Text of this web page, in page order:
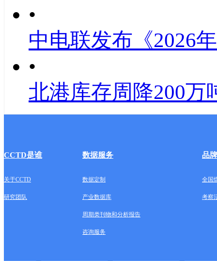
•
中电联发布《2026
•
北港库存周降200万
CCTD是谁 数据服务 品
关于CCTD 数据定制 全国
研究团队 产业数据库 考察
周期类刊物和分析报告
咨询服务